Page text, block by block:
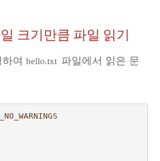
크기만큼 파일 읽기
여 hello.txt 파일에서 읽은 문